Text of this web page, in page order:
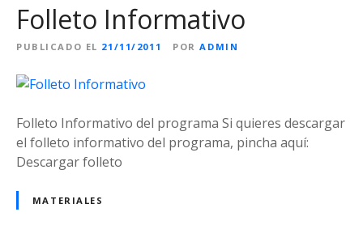
Folleto Informativo
PUBLICADO EL 21/11/2011 POR ADMIN
Folleto Informativo del programa Si quieres descargar
el folleto informativo del programa, pincha aquí:
Descargar folleto
MATERIALES